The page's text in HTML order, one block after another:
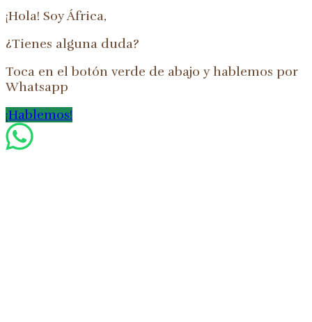
¡Hola! Soy África,
¿Tienes alguna duda?
Toca en el botón verde de abajo y hablemos por
Whatsapp
¡Hablemos!